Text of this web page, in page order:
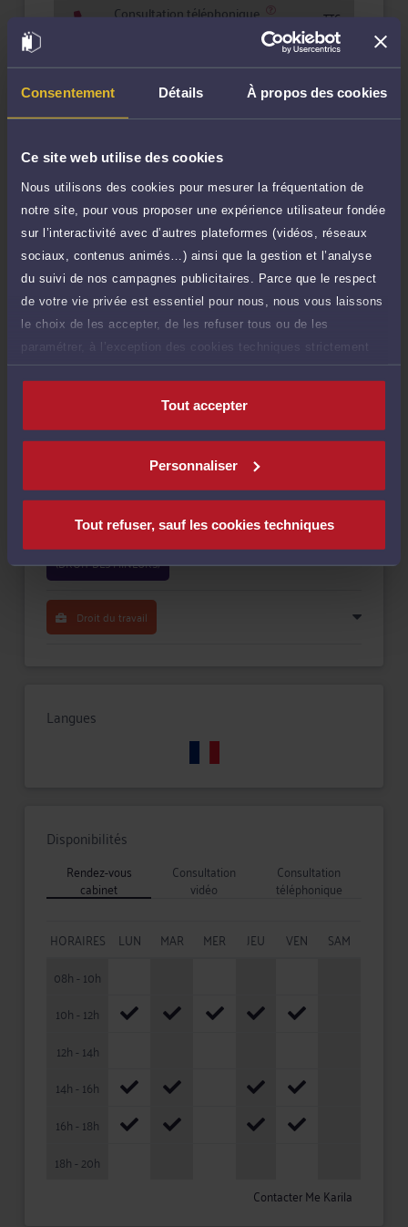
Consentement Détails À propos des cookies
Ce site web utilise des cookies
Nous utilisons des cookies pour mesurer la fréquentation de
notre site, pour vous proposer une expérience utilisateur fondée
sur l’interactivité avec d’autres plateformes (vidéos, réseaux
sociaux, contenus animés…) ainsi que la gestion et l’analyse
du suivi de nos campagnes publicitaires. Parce que le respect
de votre vie privée est essentiel pour nous, nous vous laissons
le choix de les accepter, de les refuser tous ou de les
paramétrer, à l’exception des cookies techniques strictement
nécessaires au fonctionnement du site.
Tout accepter
Personnaliser
Tout refuser, sauf les cookies techniques
Consultation téléphonique 35 €TTC
Demander un rappel
Question simple
de 1.000 caractères)
25 €
Poser une question
Consultation écrite
Etude de votre dossier + possibilité
d'ajout d'une pièce jointe
360 €
Consulter par écrit
Compétences
Droit de la famille, des personnes et de leur patrimoine
(DROIT DES MINEURS)
Droit pénal
(DROIT DES MINEURS)
Droit du travail
Langues
Disponibilités
Rendez-vous
cabinet
Consultation
vidéo
Consultation
téléphonique
HORAIRES LUN MAR MER JEU VEN
SAM
08h - 10h
10h - 12h
12h - 14h
14h - 16h
16h - 18h
18h - 20h
Contacter Me Karila